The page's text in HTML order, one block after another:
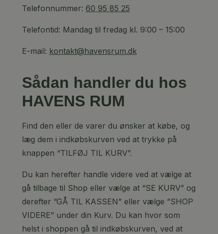
Telefonnummer: 60 95 85 25
Telefontid: Mandag til fredag kl. 9:00 – 15:00
E-mail: kontakt@havensrum.dk
Sådan handler du hos
HAVENS RUM
Find den eller de varer du ønsker at købe, og
læg dem i indkøbskurven ved at trykke på
knappen “TILFØJ TIL KURV”.
Du kan herefter handle videre ved at vælge at
gå tilbage til Shop eller vælge at “SE KURV” og
derefter ”GÅ TIL KASSEN” eller vælge ”SHOP
VIDERE” under din Kurv. Du kan hvor som
helst i shoppen gå til indkøbskurven, ved at